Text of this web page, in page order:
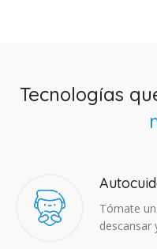
Tecnologías
Tómate
descansar